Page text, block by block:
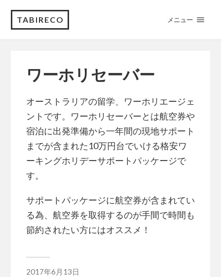
TABIRECO メニュー
ワーホリセーバー
オーストラリアの留学、ワーホリエージェ
ントです。
ワーホリセーバーとは航空券や
宿泊に出発準備から一年間の現地サポート
までが含まれた10万円台でいける格安ワ
ーキングホリデーサポートパッケージで
す。
サポートパッケージに航空券が含まれてい
る為、航空券を取得するのが手間で時間も
節約されたい方にはオススメ！
2017年6月13日